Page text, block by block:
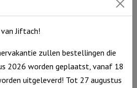
Jiftach!
zullen bestellingen die
2026 worden geplaatst, vanaf 18
uitgeleverd! Tot 27 augustus